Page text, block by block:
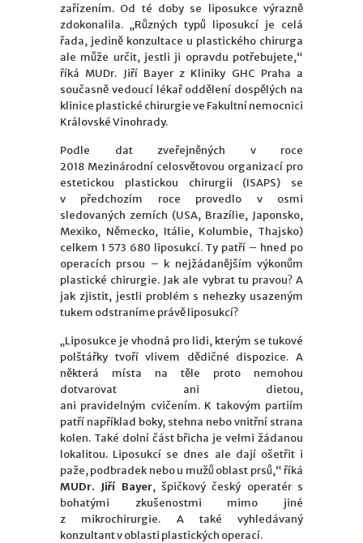
zařízením. Od té doby se liposukce výrazně
zdokonalila. „Různých typů liposukcí je celá
řada, jedině konzultace u plastického chirurga
ale může určit, jestli ji opravdu potřebujete,“
říká MUDr. Jiří Bayer z Kliniky GHC Praha a
současně vedoucí lékař oddělení dospělých na
klinice plastické chirurgie ve Fakultní nemocnici
Královské Vinohrady.
Podle dat zveřejněných v roce
2018 Mezinárodní celosvětovou organizací pro
estetickou plastickou chirurgii (ISAPS) se
v předchozím roce provedlo v osmi
sledovaných zemích (USA, Brazílie, Japonsko,
Mexiko, Německo, Itálie, Kolumbie, Thajsko)
celkem 1 573 680 liposukcí. Ty patří – hned po
operacích prsou – k nejžádanějším výkonům
plastické chirurgie. Jak ale vybrat tu pravou? A
jak zjistit, jestli problém s nehezky usazeným
tukem odstraníme právě liposukcí?
„Liposukce je vhodná pro lidi, kterým se tukové
polštářky tvoří vlivem dědičné dispozice. A
některá místa na těle proto nemohou
dotvarovat ani dietou,
ani pravidelným cvičením. K takovým partiím
patří například boky, stehna nebo vnitřní strana
kolen. Také dolní část břicha je velmi žádanou
lokalitou. Liposukcí se dnes ale dají ošetřit i
paže, podbradek nebo u mužů oblast prsů,“ říká
MUDr. Jiří Bayer, špičkový český operatér s
bohatými zkušenostmi mimo jiné
z mikrochirurgie. A také vyhledávaný
konzultant v oblasti plastických operací.